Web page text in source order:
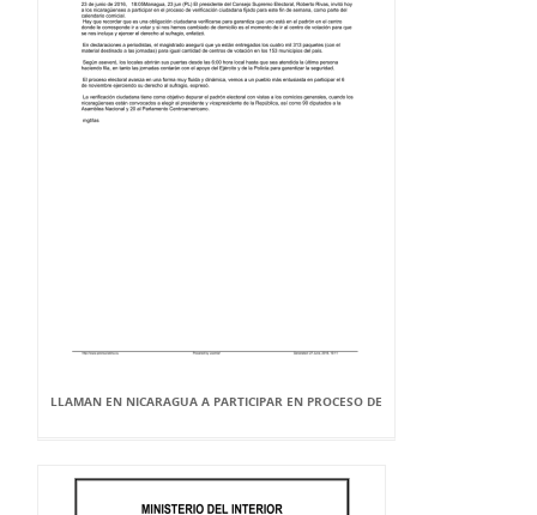
LLAMAN EN NICARAGUA A PARTICIPAR EN PROCESO DE